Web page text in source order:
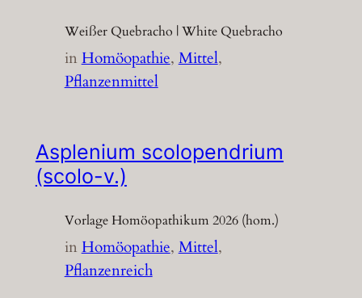
Weißer Quebracho | White Quebracho
inHomöopathie, Mittel
Pflanzenmittel
Asplenium scolopendrium
(scolo-v.)
Vorlage Homöopathikum 2026 (hom.)
inHomöopathie, Mittel
Pflanzenreich